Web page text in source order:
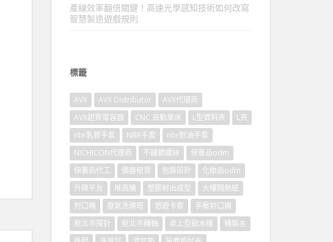
產線效率翻倍關鍵！高速光學感知技術如何改寫
智慧製造遊戲規則
標籤
AVX AVX Distributor
AVX代理商
AVX鉭質電容器
CNC 自動車床 L型資料夾
L夾
nbr乳膠手套
NBR手套
nbr耐油手套
NICHICON代理商
不鏽鋼螺絲
保養品odm
保養品代工
儀器租賃 包裝設計
化妝品odm
升降平台
堆高機 塑膠射出成型
大樓隔熱紙
封口機
廢氣洗滌塔 悠遊卡套
手壓封口機
新北市探針
新北市轉軸 桌上型飲水機
桶裝水